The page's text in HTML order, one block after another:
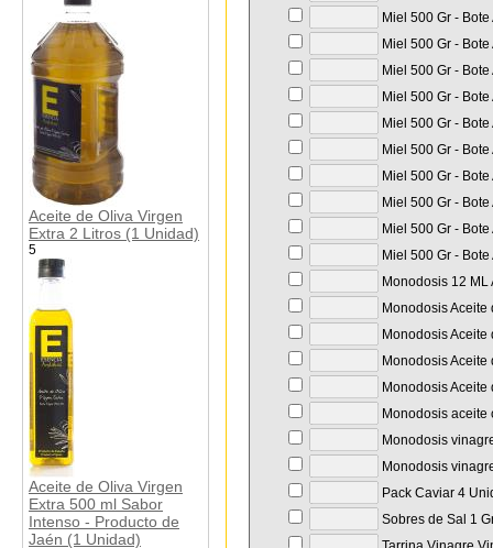
Aceite de Oliva Virgen
Extra 2 Litros (1 Unidad)
5
Aceite de Oliva Virgen
Extra 500 ml Sabor
Intenso - Producto de
Jaén (1 Unidad)
Miel 500 Gr -
Miel 500 Gr -
Miel 500 Gr -
Miel 500 Gr -
Miel 500 Gr -
Miel 500 Gr -
Miel 500 Gr -
Miel 500 Gr -
Miel 500 Gr -
Miel 500 Gr -
Monodosis 12
Monodosis
Monodosis
Monodosis
Monodosis
Monodosis aceite
Monodosis
Monodosis
Pack Caviar 4
Sobres de Sal 1